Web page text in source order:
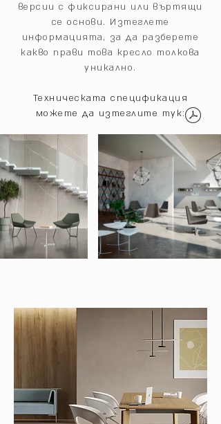
версии с фиксирани или въртящи
се основи. Изтеглете
информацията, за да разберете
какво прави това кресло толкова
уникално.
Техническата спецификация
можете да изтеглите тук: